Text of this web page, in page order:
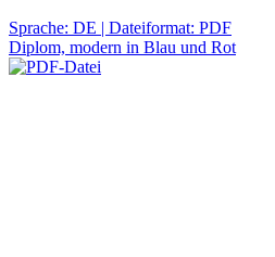
Sprache: DE | Dateiformat: PDF
Diplom, modern in Blau und Rot